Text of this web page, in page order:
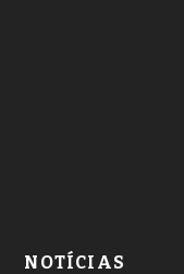
NOTÍCIAS